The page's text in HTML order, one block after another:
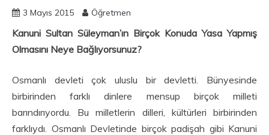
3 Mayıs 2015 Öğretmen
Kanuni Sultan Süleyman’ın Birçok Konuda Yasa Yapmış
Olmasını Neye Bağlıyorsunuz?
Osmanlı devleti çok uluslu bir devletti. Bünyesinde
birbirinden farklı dinlere mensup birçok milleti
barındırıyordu. Bu milletlerin dilleri, kültürleri birbirinden
farklıydı. Osmanlı Devletinde birçok padişah gibi Kanuni